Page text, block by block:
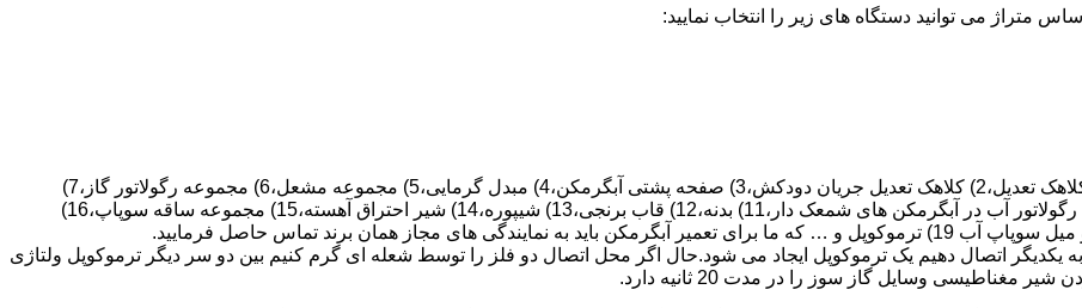
قطعات ساختمان آب گرم کن های دیواری شمعک دار عبارتند از : 1) کلاهک تعدیل،2) کلاهک تعدیل جریان دودکش،3) صفحه پشتی آبگرمکن،4) مبدل گرمایی،5) مجموعه مشعل،6) مجموعه رگولاتور گاز،7)
مجموعه رگولاتور آب،8) رویه آبگرمکن،9) صفحه پشتی آبگرمکن،10) رگولاتور آب در آبگرمکن های شمعک دار،11) بدنه،12) قاب برنجی،13) شیپوره،14) شیر احتراق آهسته،15) مجموعه ساقه سوپاپ،16)
اتصال دهیم یک ترموکوپل ایجاد می شود.حال اگر محل اتصال دو فلز را توسط شعله ای گرم کنیم بین دو سر دیگر ترموکوپل ولتاژی